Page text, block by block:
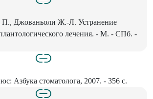
Джованьоли Ж.-Л. Устранение
лечения. - М. - СПб. -
Азбука стоматолога, 2007. - 356 с.